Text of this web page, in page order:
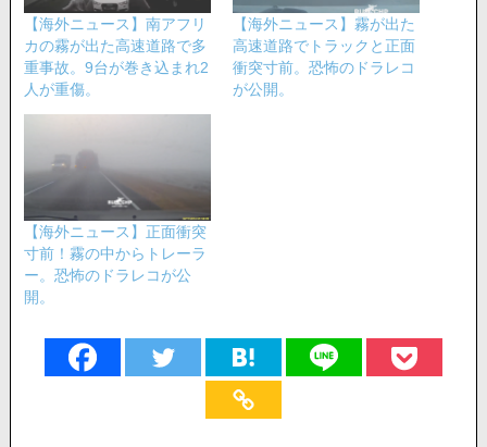
【海外ニュース】南アフリ
カの霧が出た高速道路で多
重事故。9台が巻き込まれ2
人が重傷。
【海外ニュース】霧が出た
高速道路でトラックと正面
衝突寸前。恐怖のドラレコ
が公開。
【海外ニュース】正面衝突
寸前！霧の中からトレーラ
ー。恐怖のドラレコが公
開。